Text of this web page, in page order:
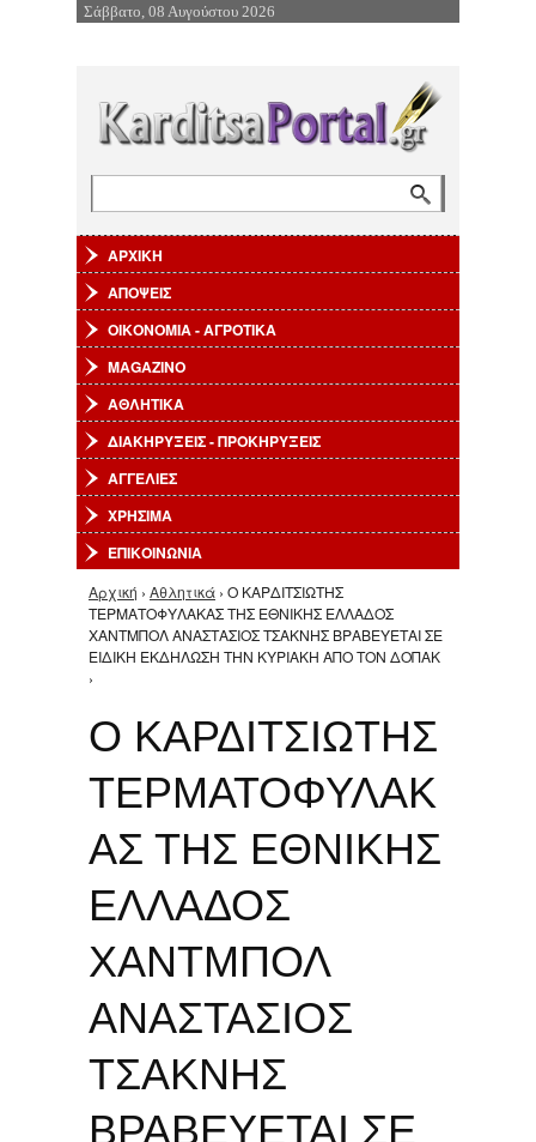
Επιστροφή στην Πλοήγηση
Σάββατο, 08 Αυγούστου 2026
ΑΡΧΙΚΗ
ΑΠΟΨΕΙΣ
ΟΙΚΟΝΟΜΙΑ - ΑΓΡΟΤΙΚΑ
MAGAZINO
ΑΘΛΗΤΙΚΑ
ΔΙΑΚΗΡΥΞΕΙΣ - ΠΡΟΚΗΡΥΞΕΙΣ
ΑΓΓΕΛΙΕΣ
ΧΡΗΣΙΜΑ
ΕΠΙΚΟΙΝΩΝΙΑ
Είστε εδώ
Αρχική › Αθλητικά › Ο ΚΑΡΔΙΤΣΙΩΤΗΣ
ΤΕΡΜΑΤΟΦΥΛΑΚΑΣ ΤΗΣ ΕΘΝΙΚΗΣ ΕΛΛΑΔΟΣ
ΧΑΝΤΜΠΟΛ ΑΝΑΣΤΑΣΙΟΣ ΤΣΑΚΝΗΣ ΒΡΑΒΕΥΕΤΑΙ ΣΕ
ΕΙΔΙΚΗ ΕΚΔΗΛΩΣΗ ΤΗΝ ΚΥΡΙΑΚΗ ΑΠΟ ΤΟΝ ΔΟΠΑΚ
›
Ο ΚΑΡΔΙΤΣΙΩΤΗΣ
ΤΕΡΜΑΤΟΦΥΛΑΚ
ΑΣ ΤΗΣ ΕΘΝΙΚΗΣ
ΕΛΛΑΔΟΣ
ΧΑΝΤΜΠΟΛ
ΑΝΑΣΤΑΣΙΟΣ
ΤΣΑΚΝΗΣ
ΒΡΑΒΕΥΕΤΑΙ ΣΕ